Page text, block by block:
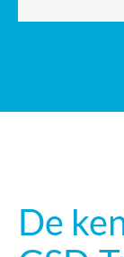
De